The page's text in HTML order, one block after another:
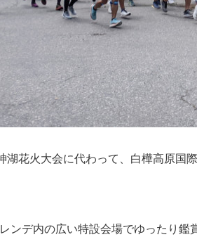
湖花火大会に代わって、白樺高原国
ンデ内の広い特設会場でゆったり